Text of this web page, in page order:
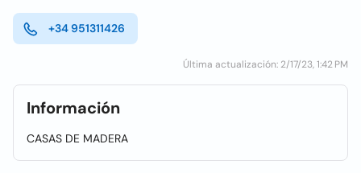
+34 951311426
Última actualización: 2/17/23, 1:42 PM
Información
CASAS DE MADERA